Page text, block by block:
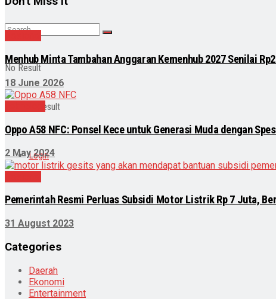
No Result
View All Result
Login
Menhub Minta Tambahan Anggaran Kemenhub 2027 Senilai
18 June 2026
Oppo A58 NFC: Ponsel Kece untuk Generasi Muda dengan
2 May 2024
Pemerintah Resmi Perluas Subsidi Motor Listrik Rp 7 Juta,
31 August 2023
Categories
Daerah
Ekonomi
Entertainment